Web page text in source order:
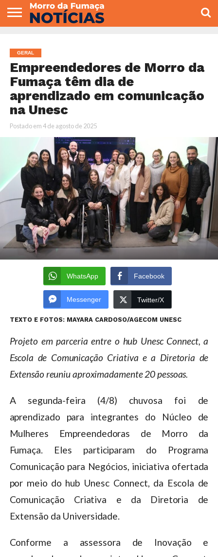
VEREADORES
GERAL
Empreendedores de Morro da
Fumaça têm dia de
aprendizado em comunicação
na Unesc
Postado em4 de agosto de 2025
WhatsApp Facebook
Messenger Twitter/X
TEXTO E FOTOS: MAYARA CARDOSO/AGECOM UNESC
Projeto em parceria entre o hub Unesc Connect, a
Escola de Comunicação Criativa e a Diretoria de
Extensão reuniu aproximadamente 20 pessoas.
A segunda-feira (4/8) chuvosa foi de
aprendizado para integrantes do Núcleo de
Mulheres Empreendedoras de Morro da
Fumaça. Eles participaram do Programa
Comunicação para Negócios, iniciativa ofertada
por meio do hub Unesc Connect, da Escola de
Comunicação Criativa e da Diretoria de
Extensão da Universidade.
Conforme a assessora de Inovação e